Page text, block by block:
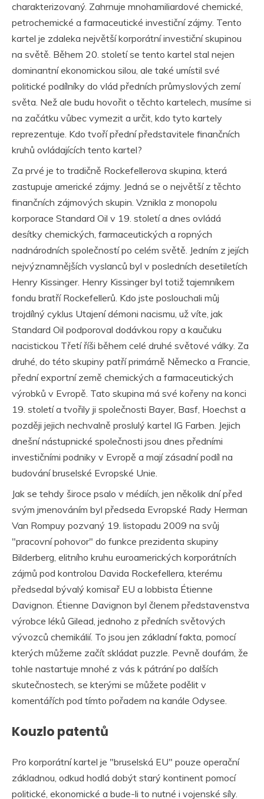
charakterizovaný. Zahrnuje mnohamiliardové chemické,
petrochemické a farmaceutické investiční zájmy. Tento
kartel je zdaleka největší korporátní investiční skupinou
na světě. Během 20. století se tento kartel stal nejen
dominantní ekonomickou silou, ale také umístil své
politické podílníky do vlád předních průmyslových zemí
světa. Než ale budu hovořit o těchto kartelech, musíme si
na začátku vůbec vymezit a určit, kdo tyto kartely
reprezentuje. Kdo tvoří přední představitele finančních
kruhů ovládajících tento kartel?
Za prvé je to tradičně Rockefellerova skupina, která
zastupuje americké zájmy. Jedná se o největší z těchto
finančních zájmových skupin. Vznikla z monopolu
korporace Standard Oil v 19. století a dnes ovládá
desítky chemických, farmaceutických a ropných
nadnárodních společností po celém světě. Jedním z jejích
nejvýznamnějších vyslanců byl v posledních desetiletích
Henry Kissinger. Henry Kissinger byl totiž tajemníkem
fondu bratří Rockefellerů. Kdo jste poslouchali můj
trojdílný cyklus Utajení démoni nacismu, už víte, jak
Standard Oil podporoval dodávkou ropy a kaučuku
nacistickou Třetí říši během celé druhé světové války. Za
druhé, do této skupiny patří primárně Německo a Francie,
přední exportní země chemických a farmaceutických
výrobků v Evropě. Tato skupina má své kořeny na konci
19. století a tvořily ji společnosti Bayer, Basf, Hoechst a
později jejich nechvalně proslulý kartel IG Farben. Jejich
dnešní nástupnické společnosti jsou dnes předními
investičními podniky v Evropě a mají zásadní podíl na
budování bruselské Evropské Unie.
Jak se tehdy široce psalo v médiích, jen několik dní před
svým jmenováním byl předseda Evropské Rady Herman
Van Rompuy pozvaný 19. listopadu 2009 na svůj
"pracovní pohovor" do funkce prezidenta skupiny
Bilderberg, elitního kruhu euroamerických korporátních
zájmů pod kontrolou Davida Rockefellera, kterému
předsedal bývalý komisař EU a lobbista Étienne
Davignon. Étienne Davignon byl členem představenstva
výrobce léků Gilead, jednoho z předních světových
vývozců chemikálií. To jsou jen základní fakta, pomocí
kterých můžeme začít skládat puzzle. Pevně doufám, že
tohle nastartuje mnohé z vás k pátrání po dalších
skutečnostech, se kterými se můžete podělit v
komentářích pod tímto pořadem na kanále Odysee.
Kouzlo patentů
Pro korporátní kartel je "bruselská EU" pouze operační
základnou, odkud hodlá dobýt starý kontinent pomocí
politické, ekonomické a bude-li to nutné i vojenské síly.